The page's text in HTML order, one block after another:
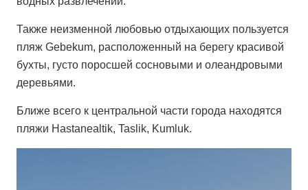
Также неизменной любовью отдыхающих пользуется
пляж Gebekum, расположенный на берегу красивой
бухты, густо поросшей сосновыми и олеандровыми
деревьями.
Ближе всего к центральной части города находятся
пляжи Hastanealtik, Taslik, Kumluk.